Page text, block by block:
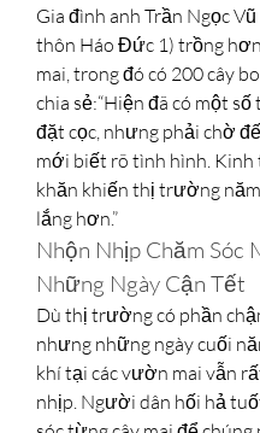
Gia đình anh Trần Ngọc
thôn Háo Đức 1) trồng
mai, trong đó có 200 cây
chia sẻ:“Hiện đã có một
đặt cọc, nhưng phải chờ
mới biết rõ tình hình. Kinh
khăn khiến thị trường
lắng hơn.”
Nhộn Nhịp Chăm Sóc
Những Ngày Cận Tết
Dù thị trường có phần
nhưng những ngày cuối
khí tại các vườn mai vẫn
nhịp. Người dân hối hả